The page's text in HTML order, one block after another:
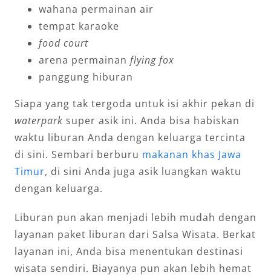
wahana permainan air
tempat karaoke
food court
arena permainan flying fox
panggung hiburan
Siapa yang tak tergoda untuk isi akhir pekan di
waterpark super asik ini. Anda bisa habiskan
waktu liburan Anda dengan keluarga tercinta
di sini. Sembari berburu makanan khas Jawa
Timur, di sini Anda juga asik luangkan waktu
dengan keluarga.
Liburan pun akan menjadi lebih mudah dengan
layanan paket liburan dari Salsa Wisata. Berkat
layanan ini, Anda bisa menentukan destinasi
wisata sendiri. Biayanya pun akan lebih hemat